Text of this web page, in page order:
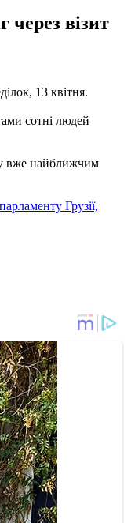
через візит
13 квітня.
сотні людей
вже найближчим
Грузії,